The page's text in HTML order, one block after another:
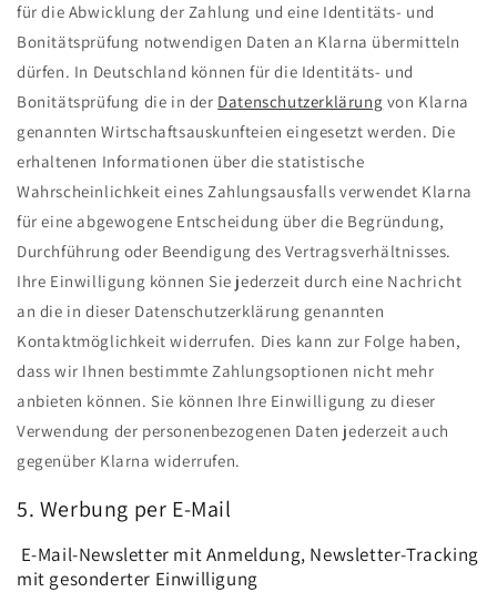
für die Abwicklung der Zahlung und eine Identitäts- und
Bonitätsprüfung notwendigen Daten an Klarna übermitteln
dürfen. In Deutschland können für die Identitäts- und
Bonitätsprüfung die in der Datenschutzerklärung von Klarna
genannten Wirtschaftsauskunfteien eingesetzt werden. Die
erhaltenen Informationen über die statistische
Wahrscheinlichkeit eines Zahlungsausfalls verwendet Klarna
für eine abgewogene Entscheidung über die Begründung,
Durchführung oder Beendigung des Vertragsverhältnisses.
Ihre Einwilligung können Sie jederzeit durch eine Nachricht
an die in dieser Datenschutzerklärung genannten
Kontaktmöglichkeit widerrufen. Dies kann zur Folge haben,
dass wir Ihnen bestimmte Zahlungsoptionen nicht mehr
anbieten können. Sie können Ihre Einwilligung zu dieser
Verwendung der personenbezogenen Daten jederzeit auch
gegenüber Klarna widerrufen.
5. Werbung per E-Mail
E-Mail-Newsletter mit Anmeldung, Newsletter-Tracking
mit gesonderter Einwilligung